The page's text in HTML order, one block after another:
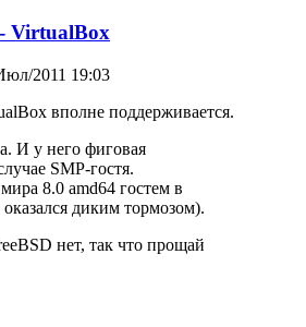
VirtualBox
2011 19:03
вполне поддерживается.
И у него фиговая
SMP-гостя.
8.0 amd64 гостем в
диким тормозом).
нет, так что прощай